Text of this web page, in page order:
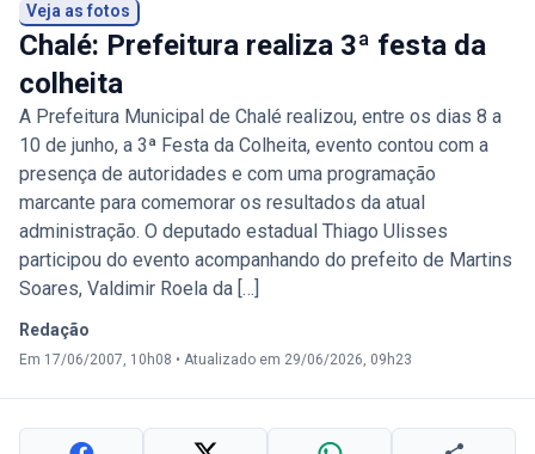
Veja as fotos
Chalé: Prefeitura realiza 3ª festa da
colheita
A Prefeitura Municipal de Chalé realizou, entre os dias 8 a
10 de junho, a 3ª Festa da Colheita, evento contou com a
presença de autoridades e com uma programação
marcante para comemorar os resultados da atual
administração. O deputado estadual Thiago Ulisses
participou do evento acompanhando do prefeito de Martins
Soares, Valdimir Roela da […]
Redação
Em 17/06/2007, 10h08 • Atualizado em 29/06/2026, 09h23